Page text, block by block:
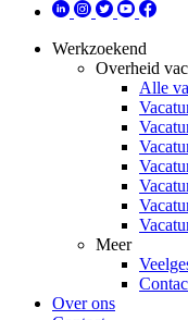
Werkzoekend
Overheid
Alle
Meer
Over ons